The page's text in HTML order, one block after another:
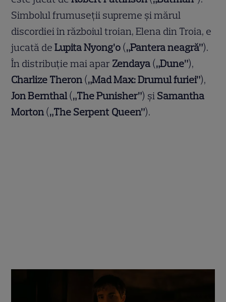
Simbolul frumuseții supreme și mărul
discordiei în războiul troian, Elena din Troia, e
jucată deLupita Nyong’o („Pantera neagră”).
În distribuție mai apar Zendaya („Dune”),
Charlize Theron („Mad Max: Drumul furiei”),
Jon Bernthal(„The Punisher”) și Samantha
Morton („The Serpent Queen”).